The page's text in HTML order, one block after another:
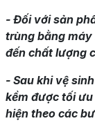
- Đối với sản
trùng bằng
đến chất lượng
- Sau khi vệ
kềm được tối
hiện theo các